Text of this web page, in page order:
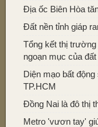
Địa ốc Biên Hòa
Đất nền tỉnh giáp
Tổng kết thị
ngoạn mục của đất
Diện mạo bất
TP.HCM
Đồng Nai là đô thị
Metro 'vươn tay'